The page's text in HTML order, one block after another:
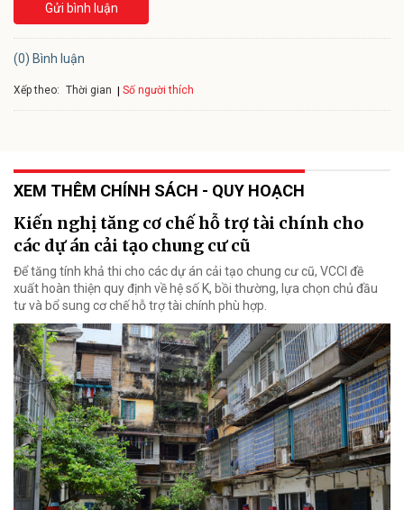
Gửi bình luận
(0) Bình luận
Xếp theo: Thời gian Số người thích
XEM THÊM CHÍNH SÁCH - QUY HOẠCH
Kiến nghị tăng cơ chế hỗ trợ tài chính cho
các dự án cải tạo chung cư cũ
Để tăng tính khả thi cho các dự án cải tạo chung cư cũ, VCCI đề
xuất hoàn thiện quy định về hệ số K, bồi thường, lựa chọn chủ đầu
tư và bổ sung cơ chế hỗ trợ tài chính phù hợp.